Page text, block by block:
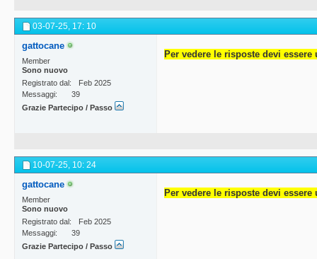
03-07-25, 17: 10
gattocane
Member
Sono nuovo
Registrato dal
Feb 2025
Messaggi
39
Grazie Partecipo / Passo
Per vedere le risposte devi
10-07-25, 10: 24
gattocane
Member
Sono nuovo
Registrato dal
Feb 2025
Messaggi
39
Grazie Partecipo / Passo
Per vedere le risposte devi